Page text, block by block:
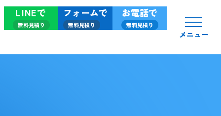
LINEで
無料見積り
フォームで
無料見積り
お電話で
無料見積り
メニュー